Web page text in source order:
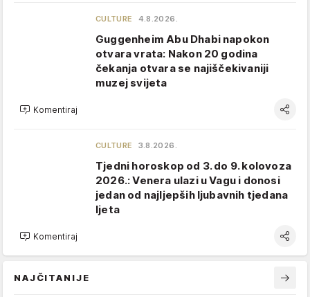
CULTURE 4.8.2026.
Guggenheim Abu Dhabi napokon
otvara vrata: Nakon 20 godina
čekanja otvara se najiščekivaniji
muzej svijeta
Komentiraj
CULTURE 3.8.2026.
Tjedni horoskop od 3. do 9. kolovoza
2026.: Venera ulazi u Vagu i donosi
jedan od najljepših ljubavnih tjedana
ljeta
Komentiraj
NAJČITANIJE